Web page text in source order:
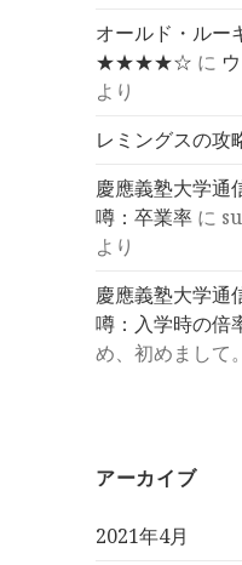
オールド・ルー
★★★★☆ に
より
レミングスの攻
慶應義塾大学通
噂：卒業率 に
より
慶應義塾大学通
噂：入学時の倍
め、初めまして。
アーカイブ
2021年4月